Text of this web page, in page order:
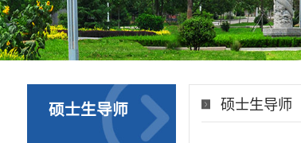
硕士生导师 硕士生导师